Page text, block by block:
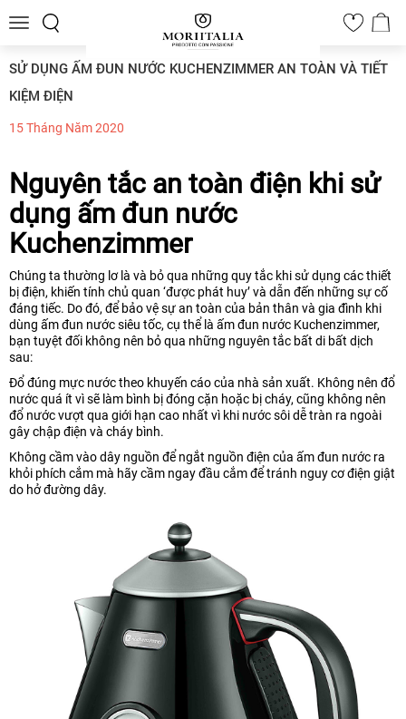
Toggle
0
SỬ DỤNG ẤM ĐUN NƯỚC KUCHENZIMMER AN TOÀN VÀ TIẾT
KIỆM ĐIỆN
15 Tháng Năm 2020
Nguyên tắc an toàn điện khi sử
dụng ấm đun nước
Kuchenzimmer
Chúng ta thường lơ là và bỏ qua những quy tắc khi sử dụng các thiết
bị điện, khiến tính chủ quan ‘được phát huy’ và dẫn đến những sự cố
đáng tiếc. Do đó, để bảo vệ sự an toàn của bản thân và gia đình khi
dùng ấm đun nước siêu tốc, cụ thể là ấm đun nước Kuchenzimmer,
bạn tuyệt đối không nên bỏ qua những nguyên tắc bất di bất dịch
sau:
Đổ đúng mực nước theo khuyến cáo của nhà sản xuất. Không nên đổ
nước quá ít vì sẽ làm bình bị đóng cặn hoặc bị cháy, cũng không nên
đổ nước vượt qua giới hạn cao nhất vì khi nước sôi dễ tràn ra ngoài
gây chập điện và cháy bình.
Không cầm vào dây nguồn để ngắt nguồn điện của ấm đun nước ra
khỏi phích cắm mà hãy cầm ngay đầu cắm để tránh nguy cơ điện giật
do hở đường dây.